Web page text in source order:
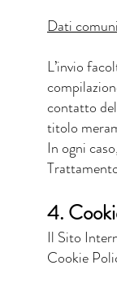
Dati
L’invio
contatto
titolo
In ogni
4.
Il Sito
Cookie